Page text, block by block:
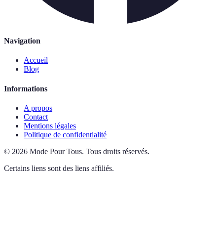
Navigation
Accueil
Blog
Informations
A propos
Contact
Mentions légales
Politique de confidentialité
© 2026 Mode Pour Tous. Tous droits réservés.
Certains liens sont des liens affiliés.